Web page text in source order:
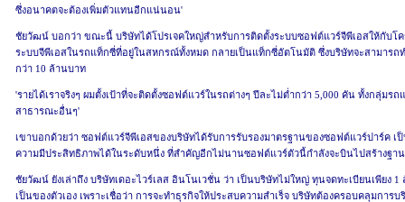
ซึ่งอนาคตจะต้องเพิ่มตัวแทนอีกแน่นอน'
ชัยวัฒน์ บอกว่า ขณะนี้ บริษัทได้โปรเจคใหญ่สำหรับการติดตั้งระบบซอฟต์แวร์จีพีเอสให้กับโ
ระบบจีพีเอสในรถแท็กซี่ที่อยู่ในสหกรณ์ทั้งหมด กลายเป็นแท็กซี่อัตโนมัติ ซึ่งบริษัทจะสามารถ
กว่า 10 ล้านบาท
'รายได้เราจริงๆ ผมตั้งเป้าที่จะติดตั้งซอฟต์แวร์ในรถต่างๆ ปีละไม่ต่ำกว่า 5,000 คัน ทั้งกลุ่มร
สาธารณะอื่นๆ'
เขาบอกด้วยว่า ซอฟต์แวร์จีพีเอสของบริษัทได้รับการรับรองมาตรฐานของซอฟต์แวร์ปาร์ค เป็
ความมีประสิทธิภาพได้ในระดับหนึ่ง ที่สำคัญอีกไม่นานซอฟต์แวร์ตัวนี้กำลังจะบินไปสร้างฐาน
ชัยวัฒน์ ยังเล่าถึง บริษัทเดอะไวร์เลส อินโนเวชั่น ว่า เป็นบริษัทไม่ใหญ่ ทุนจดทะเบียนเพียง
เป็นของตัวเอง เพราะเชื่อว่า การจะทำธุรกิจให้ประสบความสำเร็จ บริษัทต้องครอบคลุมการ